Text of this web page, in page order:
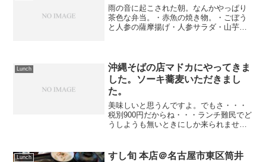
雨の音に起こされた朝。なんかやっぱり
茶色な弁当。・赤魚の焼き物。・ごぼう
と人参の薩摩揚げ・人参サラダ・山芋と
一応起こしたのだから、ご飯...
Lunch
沖縄そばの店マドカにやってきま
した。ソーキ蕎麦いただきまし
た。
美味しいと思うんですよ。でもさ・・・
税別900円だからね・・・ランチ難民でど
うしようも無いときにしか来られませ
Lunch
すし旬 本店＠名古屋市東区筒井